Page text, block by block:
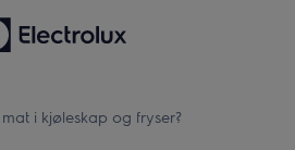
i kjøleskap og fryser?